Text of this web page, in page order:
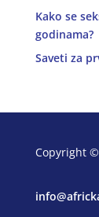
Kako se
godinama?
Saveti za
Copyright